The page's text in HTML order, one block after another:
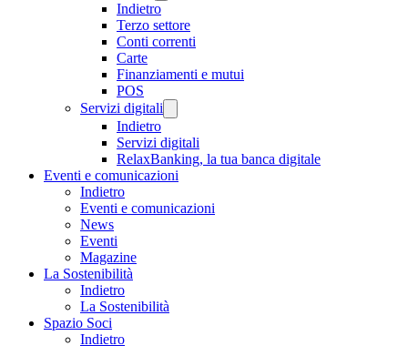
Indietro
Terzo settore
Conti correnti
Carte
Finanziamenti e mutui
POS
Servizi digitali
Indietro
Servizi digitali
RelaxBanking, la tua banca digitale
Eventi e comunicazioni
Indietro
Eventi e comunicazioni
News
Eventi
Magazine
La Sostenibilità
Indietro
La Sostenibilità
Spazio Soci
Indietro